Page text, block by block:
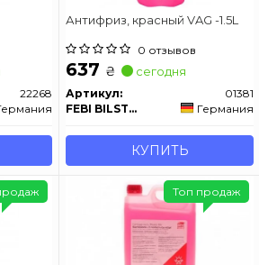
22268
Антифриз, красный VAG -1.5L
0 отзывов
637 ₴ сегодня
Артикул:
01381
FEBI BILSTEIN
Германия
КУПИТЬ
Топ продаж